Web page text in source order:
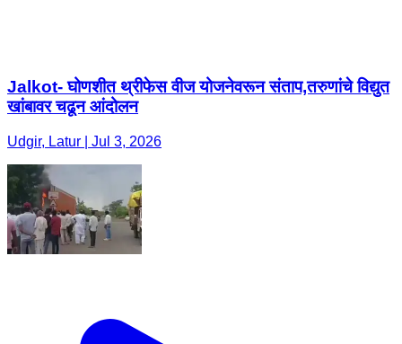
Jalkot- घोणशीत थ्रीफेस वीज योजनेवरून संताप,तरुणांचे विद्युत
खांबावर चढून आंदोलन
Udgir, Latur | Jul 3, 2026